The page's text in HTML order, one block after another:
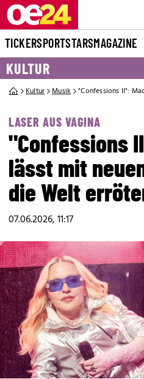
TICKERSPORTSTARSMAGAZINE
KULTUR
Kultur Musik "Confessions II":
LASER AUS VAGINA
"Confessions
lässt mit
die Welt
07.06.2026, 11:17